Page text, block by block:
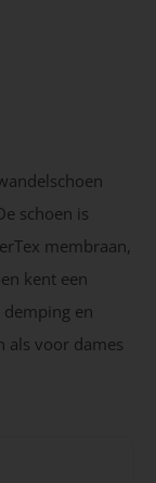
schoen is
membraan,
kent een
en
als voor dames